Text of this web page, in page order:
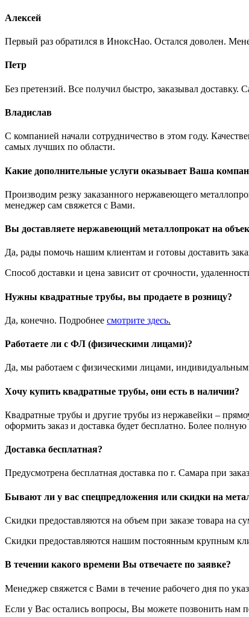
Алексей
Первый раз обратился в ИноксНао. Остался доволен.
Петр
Без претензий. Все получил быстро, заказывал
Владислав
С компанией начали сотрудничество в этом году.
самых лучших по области.
Какие дополнительные услуги оказывает Ваша
Производим резку заказанного нержавеющего
менеджер сам свяжется с Вами.
Вы доставляете нержавеющий металлопрокат на
Да, рады помочь нашим клиентам и готовы доставить
Способ доставки и цена зависит от срочности,
Нужны квадратные трубы, вы продаете в розницу?
Да, конечно. Подробнее смотрите здесь.
Работаете ли с ФЛ (физическими лицами)?
Да, мы работаем с физическими лицами,
Хочу купить квадратные трубы, они есть в наличии?
Квадратные трубы и другие трубы из нержавейки –
оформить заказ и доставка будет бесплатно. Более
Доставка бесплатная?
Предусмотрена бесплатная доставка по г. Самара при
Бывают ли у вас спецпредложения или скидки на
Скидки предоставляются на объем при заказе товара на
Скидки предоставляются нашим постоянным крупным
В течении какого времени Вы отвечаете по заявке?
Менеджер свяжется с Вами в течение рабочего дня по
Если у Вас остались вопросы, Вы можете позвонить нам